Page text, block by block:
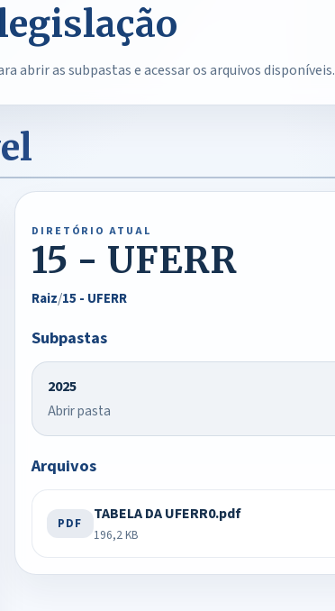
abrir as subpastas e acessar os arquivos disponíveis.
DIRETÓRIO ATUAL
15 - UFERR
Raiz/15 - UFERR
Subpastas
2025
Abrir pasta
Arquivos
PDF
TABELA DA UFERR0.pdf
196,2 KB